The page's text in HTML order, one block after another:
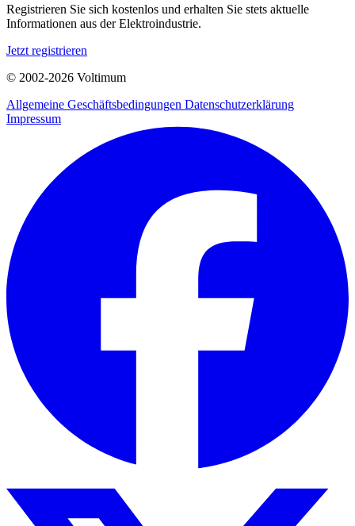
Registrieren Sie sich kostenlos und erhalten Sie stets aktuelle
Informationen aus der Elektroindustrie.
Jetzt registrieren
© 2002-2026 Voltimum
Allgemeine Geschäftsbedingungen Datenschutzerklärung
Impressum